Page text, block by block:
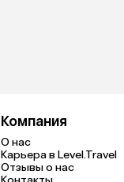
Компания
О нас
Карьера в Level.Travel
Отзывы о нас